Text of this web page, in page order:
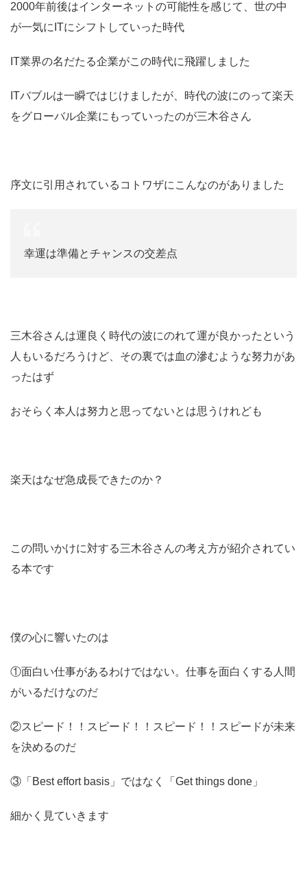
2000年前後はインターネットの可能性を感じて、世の中
が一気にITにシフトしていった時代
IT業界の名だたる企業がこの時代に飛躍しました
ITバブルは一瞬ではじけましたが、時代の波にのって楽天
をグローバル企業にもっていったのが三木谷さん
序文に引用されているコトワザにこんなのがありました
幸運は準備とチャンスの交差点
三木谷さんは運良く時代の波にのれて運が良かったという
人もいるだろうけど、その裏では血の滲むような努力があ
ったはず
おそらく本人は努力と思ってないとは思うけれども
楽天はなぜ急成長できたのか？
この問いかけに対する三木谷さんの考え方が紹介されてい
る本です
僕の心に響いたのは
①面白い仕事があるわけではない。仕事を面白くする人間
がいるだけなのだ
②スピード！！スピード！！スピード！！スピードが未来
を決めるのだ
③「Best effort basis」ではなく「Get things done」
細かく見ていきます